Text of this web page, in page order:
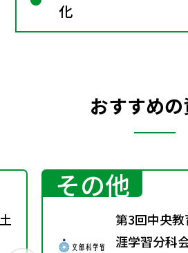
化
おすすめ
その他
第3回中央
涯学習分科